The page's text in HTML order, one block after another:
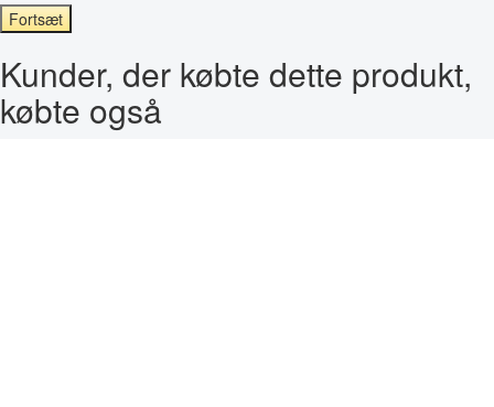
Fortsæt
Kunder, der købte dette produkt,
købte også